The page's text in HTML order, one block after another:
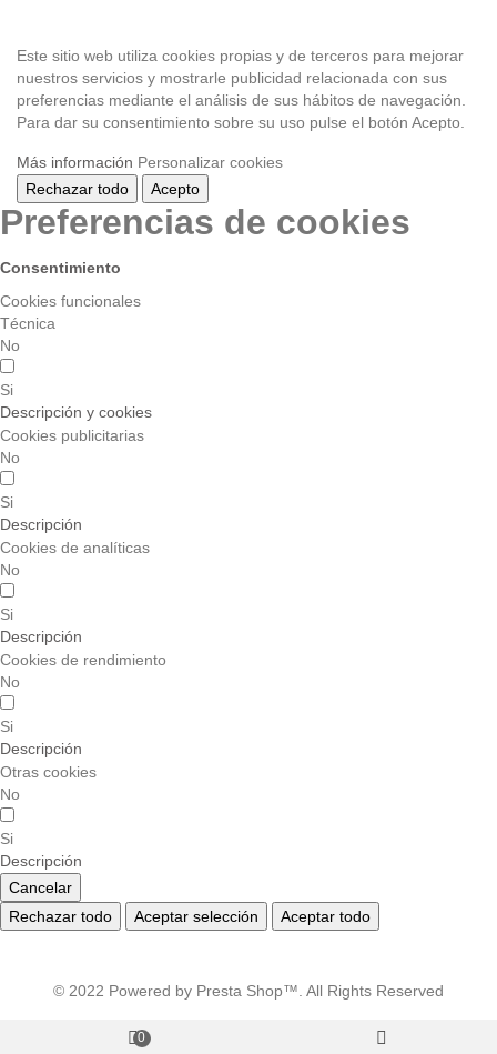
Este sitio web utiliza cookies propias y de terceros para mejorar
nuestros servicios y mostrarle publicidad relacionada con sus
preferencias mediante el análisis de sus hábitos de navegación.
Para dar su consentimiento sobre su uso pulse el botón Acepto.
Más información Personalizar cookies
Rechazar todo Acepto
Preferencias de cookies
Consentimiento
Cookies funcionales
Técnica
No
Si
Descripción y cookies
Cookies publicitarias
No
Si
Descripción
Cookies de analíticas
No
Si
Descripción
Cookies de rendimiento
No
Si
Descripción
Otras cookies
No
Si
Descripción
Cancelar
Rechazar todo
Aceptar selección Aceptar todo
© 2022 Powered by Presta Shop™. All Rights Reserved
0